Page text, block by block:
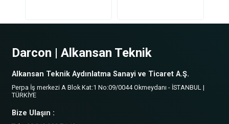
Darcon | Alkansan Teknik
Alkansan Teknik Aydınlatma Sanayi ve Ticaret A.Ş.
Perpa İş merkezi A Blok Kat:1 No:09/0044 Okmeydanı - İSTANBUL |
TÜRKİYE
Bize Ulaşın :